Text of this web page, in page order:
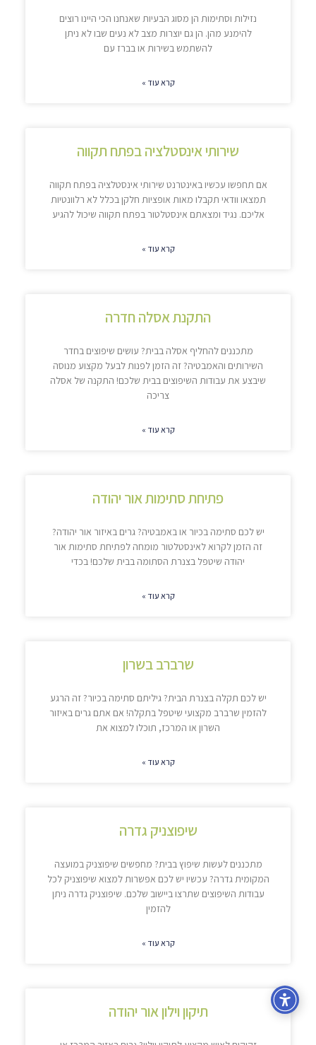
נזילות וסתימות הן מסוג הבעיות שאנחנו הכי היינו רוצים
להימנע מהן. הן גם יוצרות מצב לא נעים שבו לא ניתן
להשתמש בשירות או בברז עם
קרא עוד »
שירותי אינסטלציה בפתח תקווה
אם תחפשו עכשיו באינטרנט שירותי אינסטלציה בפתח תקווה
תמצאו וודאי תקבלו מאות אופציות חלקן בכלל לא רלוונטיות
אליכם. נגיד ומצאתם אינסטלטור בפתח תקווה שיכול להגיע
קרא עוד »
התקנת אסלה חדרה
מתכננים להחליף אסלה בבית? עושים שיפוצים בחדר
השירותים והאמבטיה? זה הזמן לפנות לבעל מקצוע מנוסה
שיבצע את עבודות השיפוצים בבית שלכם! התקנה של אסלה
צריכה
קרא עוד »
פתיחת סתימות אור יהודה
יש לכם סתימה בכיור או באמבטיה? גרים באיזור אור יהודה?
זה הזמן לקרוא לאינסטלטור מומחה לפתיחת סתימות אור
יהודה שיטפל בצנרת הסתומה בבית שלכם! בכדי
קרא עוד »
שרברב בשרון
יש לכם תקלה בצנרת הבית? גיליתם סתימה בכיור? זה הרגע
להזמין שרברב מקצועי שיטפל בתקלה! אם אתם גרים באיזור
השרון או המרכז, תוכלו למצוא את
קרא עוד »
שיפוצניק גדרה
מתכננים לעשות שיפוץ בבית? מחפשים שיפוצניק במועצה
המקומית גדרה? עכשיו יש לכם אפשרות למצוא שיפוצניק לכל
עבודות השיפוצים שתרצו ביישוב שלכם. שיפוצניק גדרה ניתן
להזמין
קרא עוד »
תיקון וילון אור יהודה